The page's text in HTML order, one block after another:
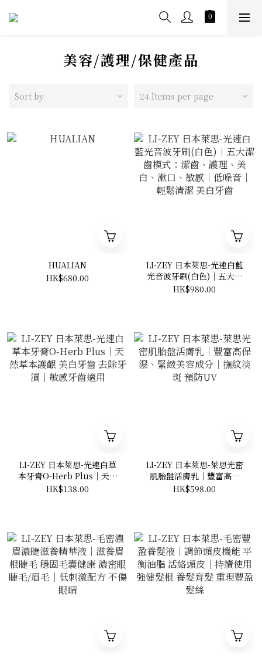
美容/護理/保健產品
Sort by 24 Items per page
HUALIAN
HK$680.00
LI-ZEY 日本萊思-光速白藍
光音波牙刷(白色)│五大潔
齒模式：潔齒、護理、美
HK$980.00
LI-ZEY 日本萊思-光速白草
本牙膏O-Herb Plus│天然
草本護齦 美白牙齒 去除牙漬
HK$138.00
LI-ZEY 日本萊思-萊思光密
肌胎盤活膚乳│豐富高保
濕、緊緻美容成分│撫紋淡
HK$598.00